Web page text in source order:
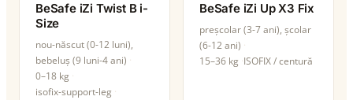
BeSafe iZi Twist B i-
Size
nou-născut (0-12 luni),
bebeluș (9 luni-4 ani)
0–18 kg
isofix-support-leg
BeSafe iZi Up X3 Fix
preșcolar (3-7 ani), școlar
(6-12 ani)
15–36 kg ISOFIX / centură